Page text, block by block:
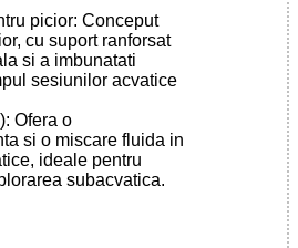
picior: Conceput
cu suport ranforsat
si a imbunatati
sesiunilor acvatice
Ofera o
si o miscare fluida in
ideale pentru
subacvatica.